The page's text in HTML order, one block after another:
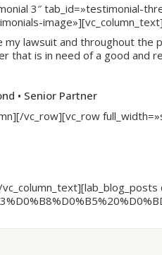
3″ tab_id=»testimonial-
image»][vc_column_text]
lawsuit and throughout
that is in need of a good and
• Senior Partner
vc_row][vc_row